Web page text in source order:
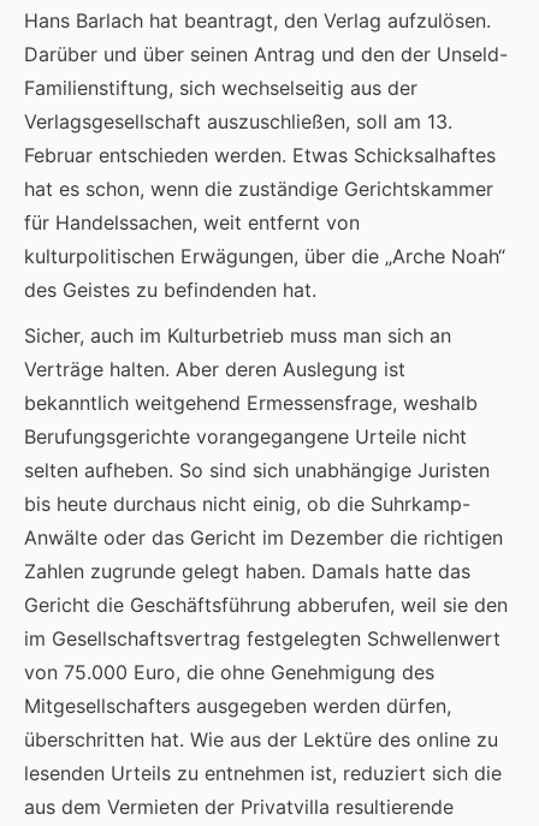
Hans Barlach hat beantragt, den Verlag aufzulösen.
Darüber und über seinen Antrag und den der Unseld-
Familienstiftung, sich wechselseitig aus der
Verlagsgesellschaft auszuschließen, soll am 13.
Februar entschieden werden. Etwas Schicksalhaftes
hat es schon, wenn die zuständige Gerichtskammer
für Handelssachen, weit entfernt von
kulturpolitischen Erwägungen, über die „Arche Noah“
des Geistes zu befindenden hat.
Sicher, auch im Kulturbetrieb muss man sich an
Verträge halten. Aber deren Auslegung ist
bekanntlich weitgehend Ermessensfrage, weshalb
Berufungsgerichte vorangegangene Urteile nicht
selten aufheben. So sind sich unabhängige Juristen
bis heute durchaus nicht einig, ob die Suhrkamp-
Anwälte oder das Gericht im Dezember die richtigen
Zahlen zugrunde gelegt haben. Damals hatte das
Gericht die Geschäftsführung abberufen, weil sie den
im Gesellschaftsvertrag festgelegten Schwellenwert
von 75.000 Euro, die ohne Genehmigung des
Mitgesellschafters ausgegeben werden dürfen,
überschritten hat. Wie aus der Lektüre des online zu
lesenden Urteils zu entnehmen ist, reduziert sich die
aus dem Vermieten der Privatvilla resultierende